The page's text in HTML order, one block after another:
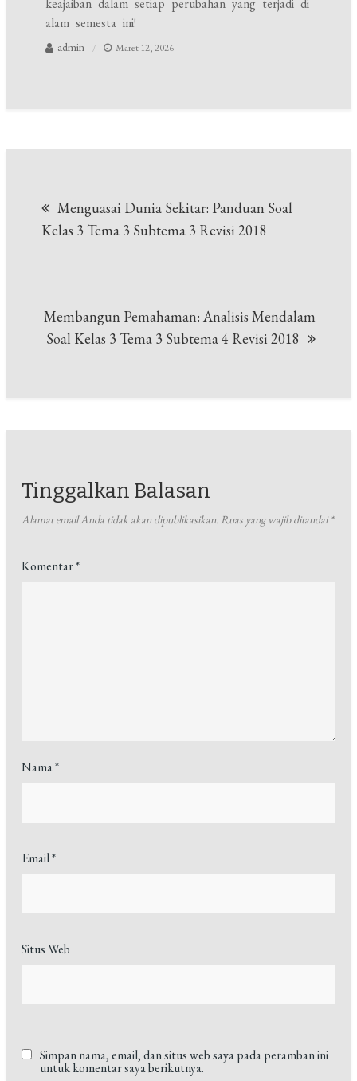
keajaiban dalam setiap perubahan yang terjadi di
alam semesta ini!
admin Maret 12, 2026
pos
Menguasai Dunia Sekitar: Panduan Soal
Kelas 3 Tema 3 Subtema 3 Revisi 2018
Membangun Pemahaman: Analisis Mendalam
Soal Kelas 3 Tema 3 Subtema 4 Revisi 2018
Tinggalkan Balasan
Alamat email Anda tidak akan dipublikasikan. Ruas yang wajib ditandai *
Komentar*
Nama*
Email*
Situs Web
Simpan nama, email, dan situs web saya pada peramban ini
untuk komentar saya berikutnya.